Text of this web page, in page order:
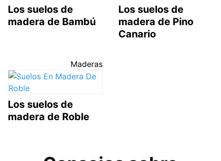
Los suelos de
madera de Bambú
Los suelos de
madera de Pino
Canario
Maderas
Los suelos de
madera de Roble